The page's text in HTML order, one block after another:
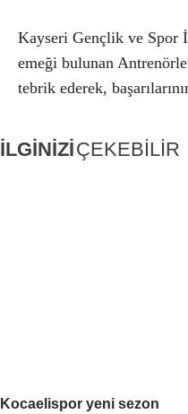
Kayseri Gençlik ve Spor
emeği bulunan
tebrik ederek,
İLGİNİZİÇEKEBİLİR
Kocaelispor yeni sezon